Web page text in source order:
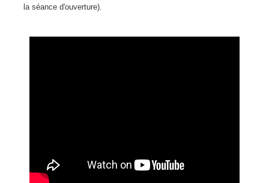
la séance d'ouverture).